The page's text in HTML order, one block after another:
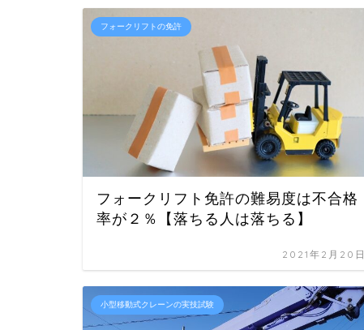
フォークリフトの免許
フォークリフト免許の難易度は不合格
率が２％【落ちる人は落ちる】
2021年2月20日
小型移動式クレーンの実技試験